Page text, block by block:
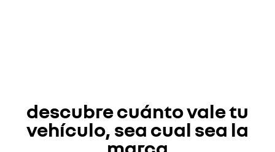
descubre cuánto vale tu
vehículo, sea cual sea la